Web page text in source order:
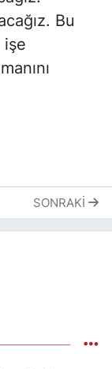
Bu
işe
SONRAKI